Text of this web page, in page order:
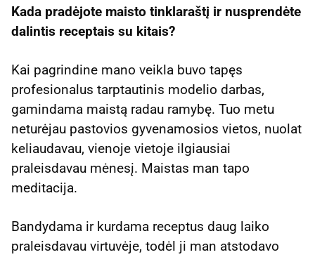
Kada pradėjote maisto tinklaraštį ir nusprendėte
dalintis receptais su kitais?
Kai pagrindine mano veikla buvo tapęs
profesionalus tarptautinis modelio darbas,
gamindama maistą radau ramybę. Tuo metu
neturėjau pastovios gyvenamosios vietos, nuolat
keliaudavau, vienoje vietoje ilgiausiai
praleisdavau mėnesį. Maistas man tapo
meditacija.
Bandydama ir kurdama receptus daug laiko
praleisdavau virtuvėje, todėl ji man atstodavo